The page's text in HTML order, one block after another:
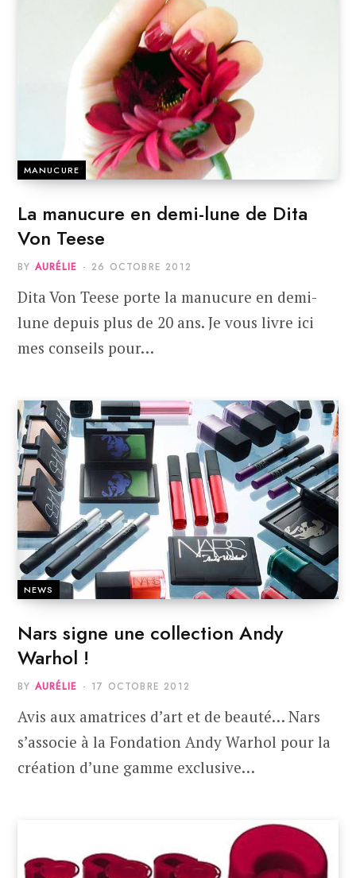
MANUCURE
La manucure en demi-lune de Dita
Von Teese
BY AURÉLIE 26 OCTOBRE 2012
Dita Von Teese porte la manucure en demi-
lune depuis plus de 20 ans. Je vous livre ici
mes conseils pour…
NEWS
Nars signe une collection Andy
Warhol !
BY AURÉLIE 17 OCTOBRE 2012
Avis aux amatrices d’art et de beauté… Nars
s’associe à la Fondation Andy Warhol pour la
création d’une gamme exclusive…